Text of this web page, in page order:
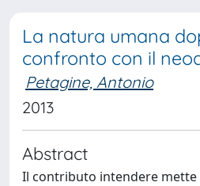
La natura umana
confronto con il
Petagine, Antonio
2013
Abstract
Il contributo intendere mette